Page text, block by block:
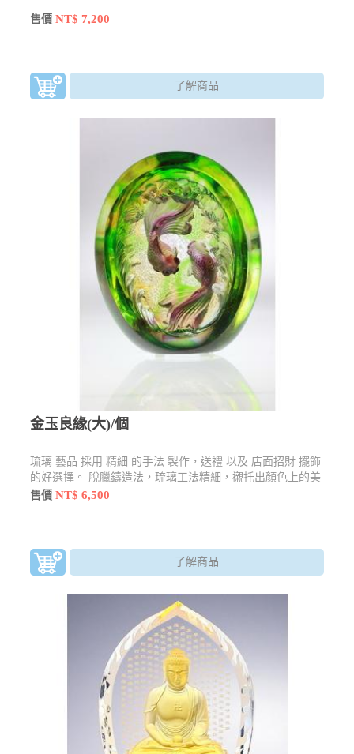
售價NT$ 7,200
了解商品
金玉良緣(大)/個
琉璃 藝品 採用 精細 的手法 製作，送禮 以及 店面招財 擺飾
的好選擇。 脫臘鑄造法，琉璃工法精細，襯托出顏色上的美
感，限時優惠$6500元
售價NT$ 6,500
了解商品